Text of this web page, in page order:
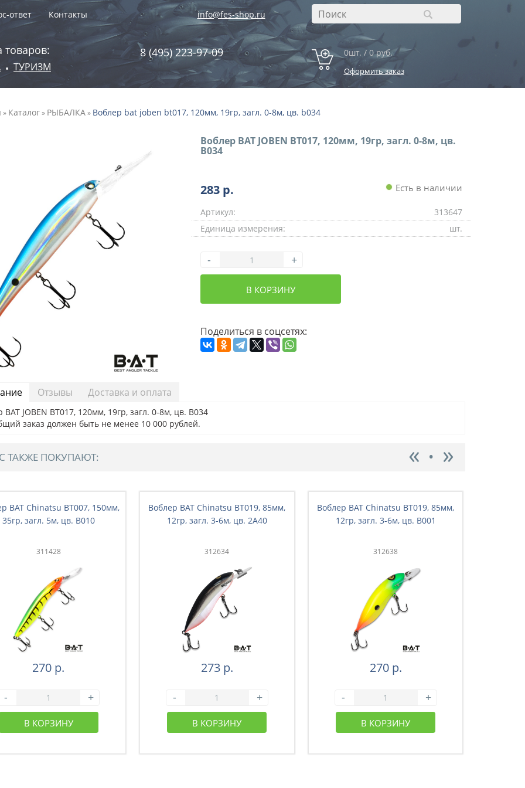
ответ Контакты info@fes-shop.ru
товаров:
• ТУРИЗМ
8 (495) 223-97-09 0шт. / 0 руб.
Оформить заказ
» Каталог» РЫБАЛКА» Воблер bat joben bt017, 120мм, 19гр, загл. 0-8м, цв. b034
Воблер BAT JOBEN BT017, 120мм, 19гр, загл. 0-8м, цв.
B034
283 р. Есть в наличии
Артикул:
313647
Единица измерения:
шт.
- +
В КОРЗИНУ
Поделиться в соцсетях:
Отзывы Доставка и оплата
BAT JOBEN BT017, 120мм, 19гр, загл. 0-8м, цв. B034
заказ должен быть не менее 10 000 рублей.
ТАКЖЕ ПОКУПАЮТ:
BAT Chinatsu BT007, 150мм,
35гр, загл. 5м, цв. B010
311428
270 р.
- +
В КОРЗИНУ
Воблер BAT Chinatsu BT019, 85мм,
12гр, загл. 3-6м, цв. 2A40
312634
273 р.
- +
В КОРЗИНУ
Воблер BAT Chinatsu BT019, 85мм,
12гр, загл. 3-6м, цв. B001
312638
270 р.
- +
В КОРЗИНУ